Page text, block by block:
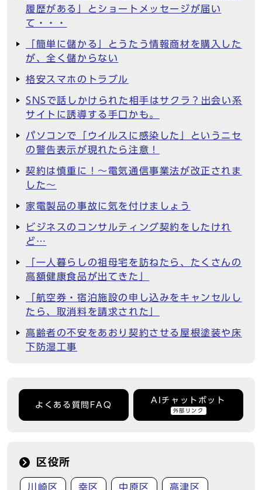
履歴がある」とショートメッセージが届い
て・・・
「簡単に儲かる」とうたう情報商材を購入した
が、全く儲からない
格安スマホのトラブル
SNSで話しかけられた相手はサクラ？出会い系
サイトに誘導する手口かも。
パソコンで「ウイルスに感染した」というニセ
の警告表示が現れたら注意！
契約は慎重に！～電気通信事業法が改正されま
した～
家電製品の事故に気を付けましょう
ビジネスのコンサルティング契約をしたけれ
ど…
「一人暮らしの祖母宅を訪ねたら、たくさんの
高額健康食品が出てきた」
「航空券・宿泊施設の申し込みをキャンセルし
たら、取消料を請求された」
高齢者の不安をあおり契約させる屋根塗装や床
下防湿工事
よくある質問FAQ
AIチャットボット
外部リンク
区役所
川崎区 幸区 中原区 高津区